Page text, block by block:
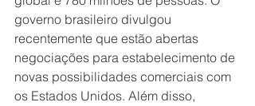
governo brasileiro divulgou
recentemente que estão abertas
negociações para estabelecimento de
novas possibilidades comerciais com
os Estados Unidos. Além disso,